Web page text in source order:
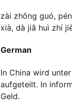
zài zhōng guó,
xià, dà jiā huì zhí
German
In China wird
aufgeteilt. In
Geld.